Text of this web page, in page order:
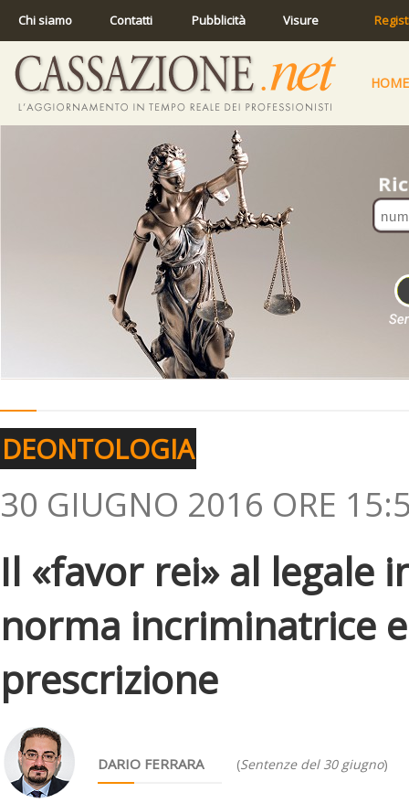
Chi siamo Contatti Pubblicità Visure
HOME
DEONTOLOGIA
30 GIUGNO 2016 ORE
Il «favor rei» al legale
norma incriminatrice
prescrizione
DARIO FERRARA (Sentenze del 30 giugno)